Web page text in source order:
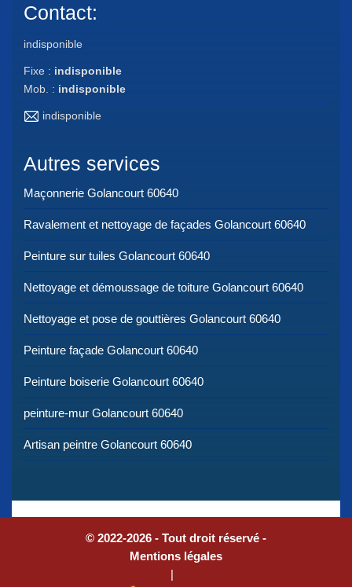
Contact:
indisponible
Fixe : indisponible
Mob. : indisponible
indisponible
Autres services
Maçonnerie Golancourt 60640
Ravalement et nettoyage de façades Golancourt 60640
Peinture sur tuiles Golancourt 60640
Nettoyage et démoussage de toiture Golancourt 60640
Nettoyage et pose de gouttières Golancourt 60640
Peinture façade Golancourt 60640
Peinture boiserie Golancourt 60640
peinture-mur Golancourt 60640
Artisan peintre Golancourt 60640
© 2022-2026 - Tout droit réservé -
Mentions légales
|